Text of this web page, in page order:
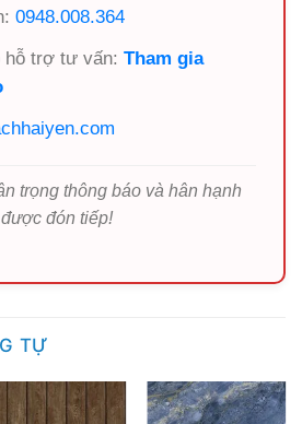
0948.008.364
hỗ trợ tư vấn: Tham gia
trọng thông báo và hân hạnh
được đón tiếp!
TỰ